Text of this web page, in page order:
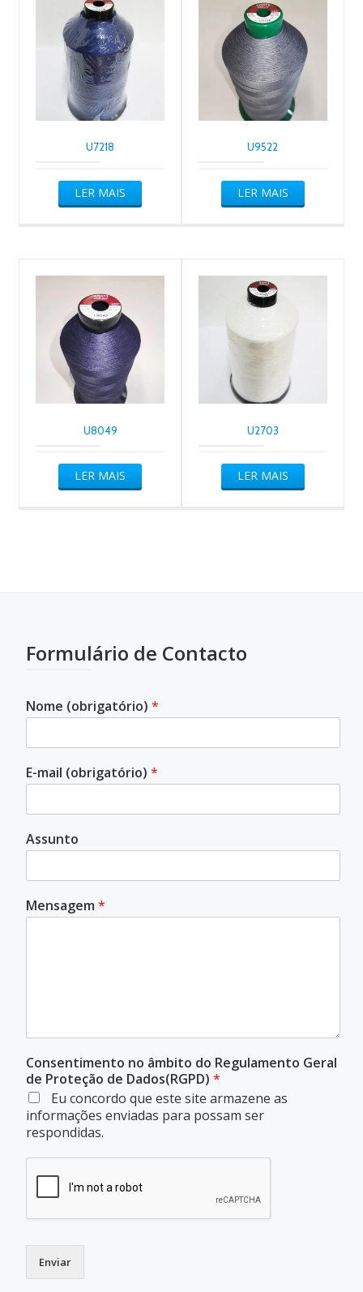
U7218
LER MAIS
U9522
LER MAIS
U8049
LER MAIS
U2703
LER MAIS
Formulário de Contacto
Nome (obrigatório) *
E-mail (obrigatório) *
Assunto
Mensagem *
Consentimento no âmbito do Regulamento Geral
de Proteção de Dados(RGPD) *
Eu concordo que este site armazene as
informações enviadas para possam ser
respondidas.
Enviar